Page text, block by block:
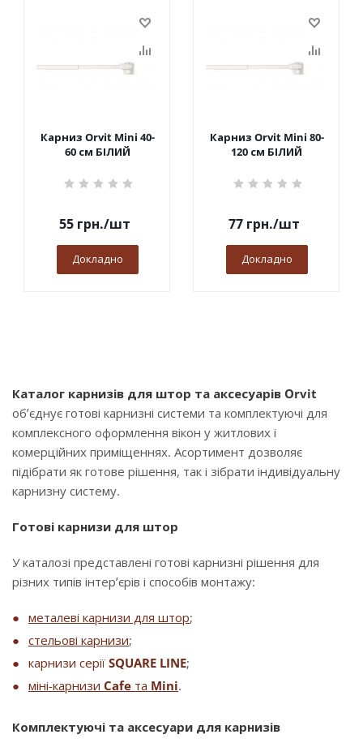
Карниз Orvit Mini 40-
60 см БІЛИЙ
55грн./шт
Докладно
Карниз Orvit Mini 80-
120 см БІЛИЙ
77грн./шт
Докладно
Каталог карнизів для штор та аксесуарів Orvit
об’єднує готові карнизні системи та комплектуючі для
комплексного оформлення вікон у житлових і
комерційних приміщеннях. Асортимент дозволяє
підібрати як готове рішення, так і зібрати індивідуальну
карнизну систему.
Готові карнизи для штор
У каталозі представлені готові карнизні рішення для
різних типів інтер’єрів і способів монтажу:
металеві карнизи для штор;
стельові карнизи;
карнизи серії SQUARE LINE;
міні-карнизи Cafe та Mini.
Комплектуючі та аксесуари для карнизів